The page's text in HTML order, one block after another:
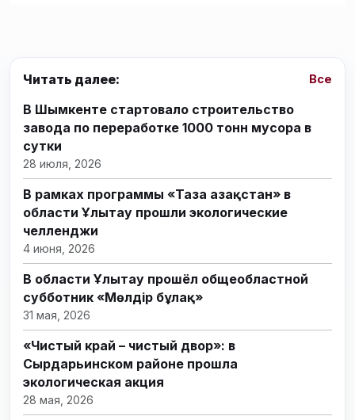
Читать далее: Все
В Шымкенте стартовало строительство
завода по переработке 1000 тонн мусора в
сутки
28 июля, 2026
В рамках программы «Таза Қазақстан» в
области Ұлытау прошли экологические
челленджи
4 июня, 2026
В области Ұлытау прошёл общеобластной
субботник «Мөлдір бұлақ»
31 мая, 2026
«Чистый край – чистый двор»: в
Сырдарьинском районе прошла
экологическая акция
28 мая, 2026